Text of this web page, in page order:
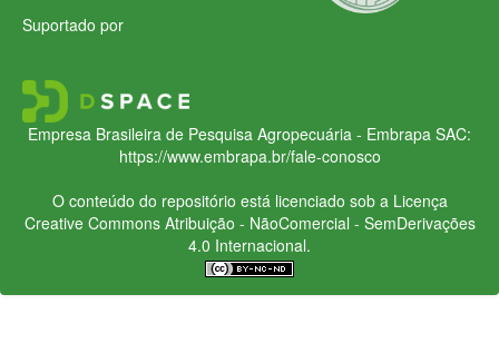
Suportado por
Empresa Brasileira de Pesquisa Agropecuária - Embrapa SAC:
https://www.embrapa.br/fale-conosco
O conteúdo do repositório está licenciado sob a Licença
Creative CommonsAtribuição - NãoComercial - SemDerivações
4.0 Internacional.